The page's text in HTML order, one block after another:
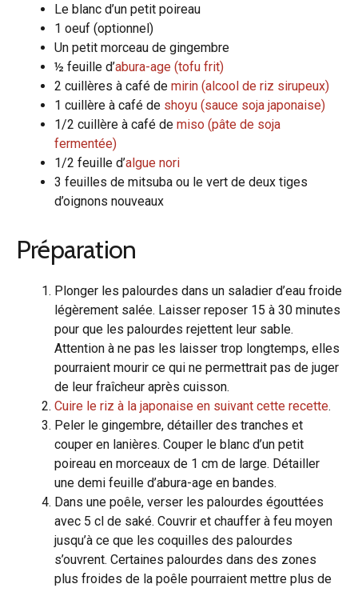
Le blanc d’un petit poireau
1 oeuf (optionnel)
Un petit morceau de gingembre
½ feuille d’abura-age (tofu frit)
2 cuillères à café de mirin (alcool de riz sirupeux)
1 cuillère à café de shoyu (sauce soja japonaise)
1/2 cuillère à café de miso (pâte de soja
fermentée)
1/2 feuille d’algue nori
3 feuilles de mitsuba ou le vert de deux tiges
d’oignons nouveaux
Préparation
Plonger les palourdes dans un saladier d’eau froide
légèrement salée. Laisser reposer 15 à 30 minutes
pour que les palourdes rejettent leur sable.
Attention à ne pas les laisser trop longtemps, elles
pourraient mourir ce qui ne permettrait pas de juger
de leur fraîcheur après cuisson.
Cuire le riz à la japonaise en suivant cette recette.
Peler le gingembre, détailler des tranches et
couper en lanières. Couper le blanc d’un petit
poireau en morceaux de 1 cm de large. Détailler
une demi feuille d’abura-age en bandes.
Dans une poêle, verser les palourdes égouttées
avec 5 cl de saké. Couvrir et chauffer à feu moyen
jusqu’à ce que les coquilles des palourdes
s’ouvrent. Certaines palourdes dans des zones
plus froides de la poêle pourraient mettre plus de